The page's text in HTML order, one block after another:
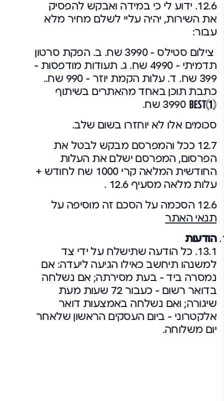
12.6. ידוע לי כי במידה ואבקש להפסיק
את השירות, יהיה עליי לשלם מחיר מלא
עבור:
צילום סטילס – 3990 שח. ב. הפקת סרטון
תדמיתי – 4990 שח. ג. תעודות מודפסות –
399 שח. ד. עלות הקמת יוזר – 990 שח..
כתבת תוכן באחד מהאתרים בשיתוף
3990 שח.
סכומים אלו לא יוחזרו בשום שלב.
12.7 ככל והמפרסם מבקש לבטל את
הפרסום, המפרסם ישלם את העלות
החודשית המלאה קרי 1000 שח לחודש +
עלות מלאה מסעיף 12.6 .
12.6 הסכמה על הסכם זה מוסיפה על
תנאי האתר
הודעות
13.1. כל הודעה שתישלח על ידי צד
למשנהו תיחשב כאילו הגיעה ליעדה: אם
נמסרה ביד – בעת מסירתה; אם נשלחה
בדואר רשום – כעבור 72 שעות מעת
שיגורה; ואם נשלחה באמצעות דואר
אלקטרוני – ביום העסקים הראשון שלאחר
יום משלוחה.